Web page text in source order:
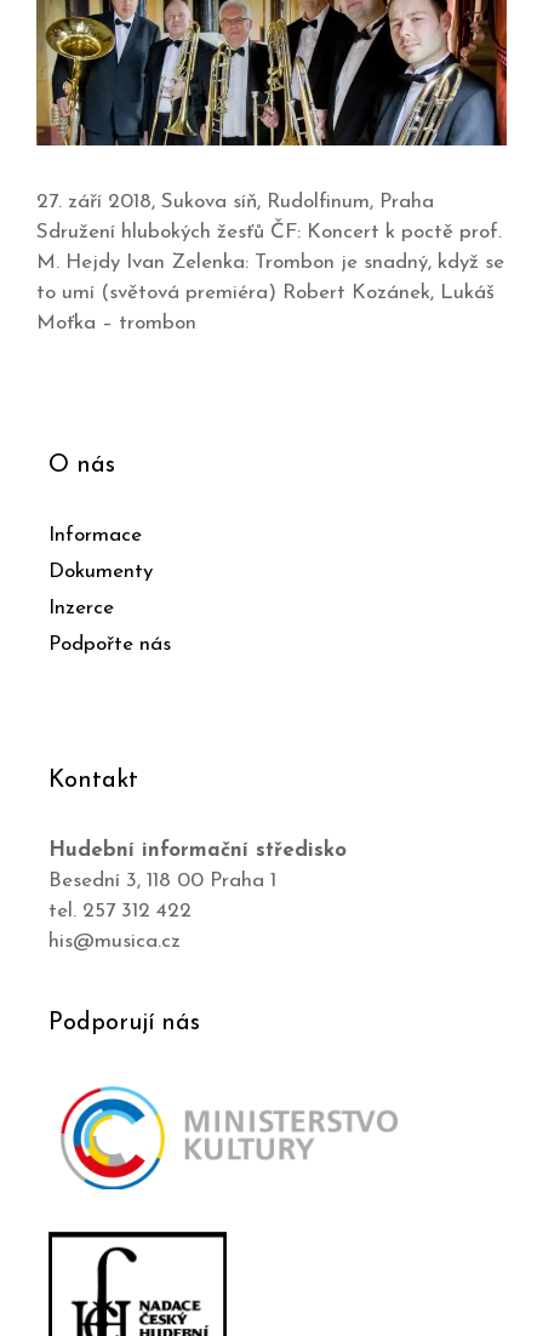
27. září 2018, Sukova síň, Rudolfinum, Praha
Sdružení hlubokých žesťů ČF: Koncert k poctě prof.
M. Hejdy Ivan Zelenka: Trombon je snadný, když se
to umí (světová premiéra) Robert Kozánek, Lukáš
Moťka – trombon
O nás
Informace
Dokumenty
Inzerce
Podpořte nás
Kontakt
Hudební informační středisko
Besední 3, 118 00 Praha 1
tel. 257 312 422
his@musica.cz
Podporují nás